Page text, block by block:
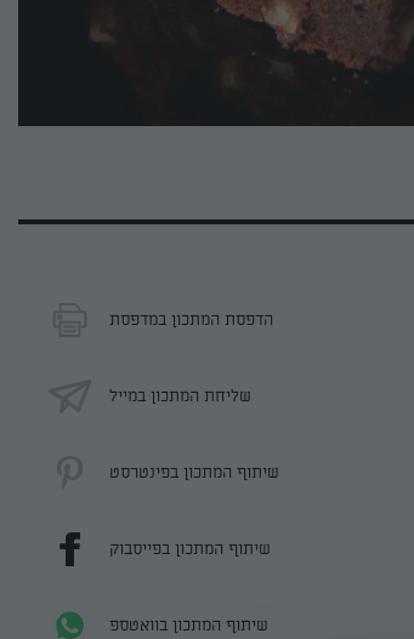
הדפסת המתכון במדפסת
שליחת המתכון במייל
שיתוף המתכון בפינטרסט
שיתוף המתכון בפייסבוק
שיתוף המתכון בוואטספ